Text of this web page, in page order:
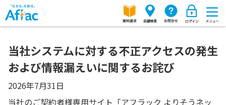
当社システムに対する不正アクセスの発生
および情報漏えいに関するお詫び
2026年7月31日
当社のご契約者様専用サイト「アフラック よりそうネッ